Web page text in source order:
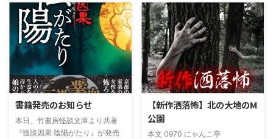
書籍発売のお知らせ
本日、竹書房怪談文庫より共著
『怪談因果 陰陽がたり』が発売
【新作洒落怖】北の大地のM
公園
本文 0970 にゃんこ亭